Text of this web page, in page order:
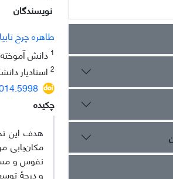
نویسندگان
طاهره چرخ
1 دانش
2 استادیار
چکیده
هدف این
مکان‌یابی